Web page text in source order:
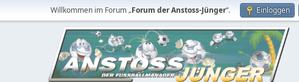
Willkommen im Forum „Forum der Anstoss-Jünger“. Einloggen